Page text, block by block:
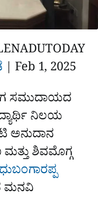
|‌ Feb 1, 2025
ಸಮುದಾಯದ
ನಿಲಯ
ಅನುದಾನ
ಶಿವಮೊಗ್ಗ
ಮನವಿ